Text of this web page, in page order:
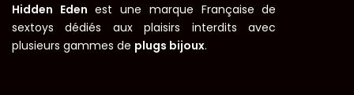
Hidden Eden est une marque Française de
sextoys dédiés aux plaisirs interdits avec
plusieurs gammes de plugs bijoux.